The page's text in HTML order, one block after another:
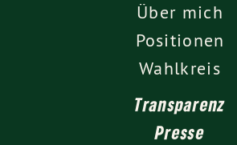
Über mich
Positionen
Wahlkreis
Transparenz
Presse